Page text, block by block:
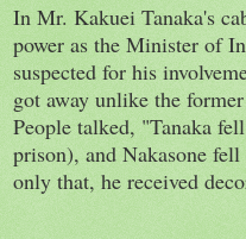
In Mr. Kakuei Tanaka's
power as the Minister of
suspected for his
got away unlike the
People talked, "Tanaka
prison), and Nakasone
only that, he received